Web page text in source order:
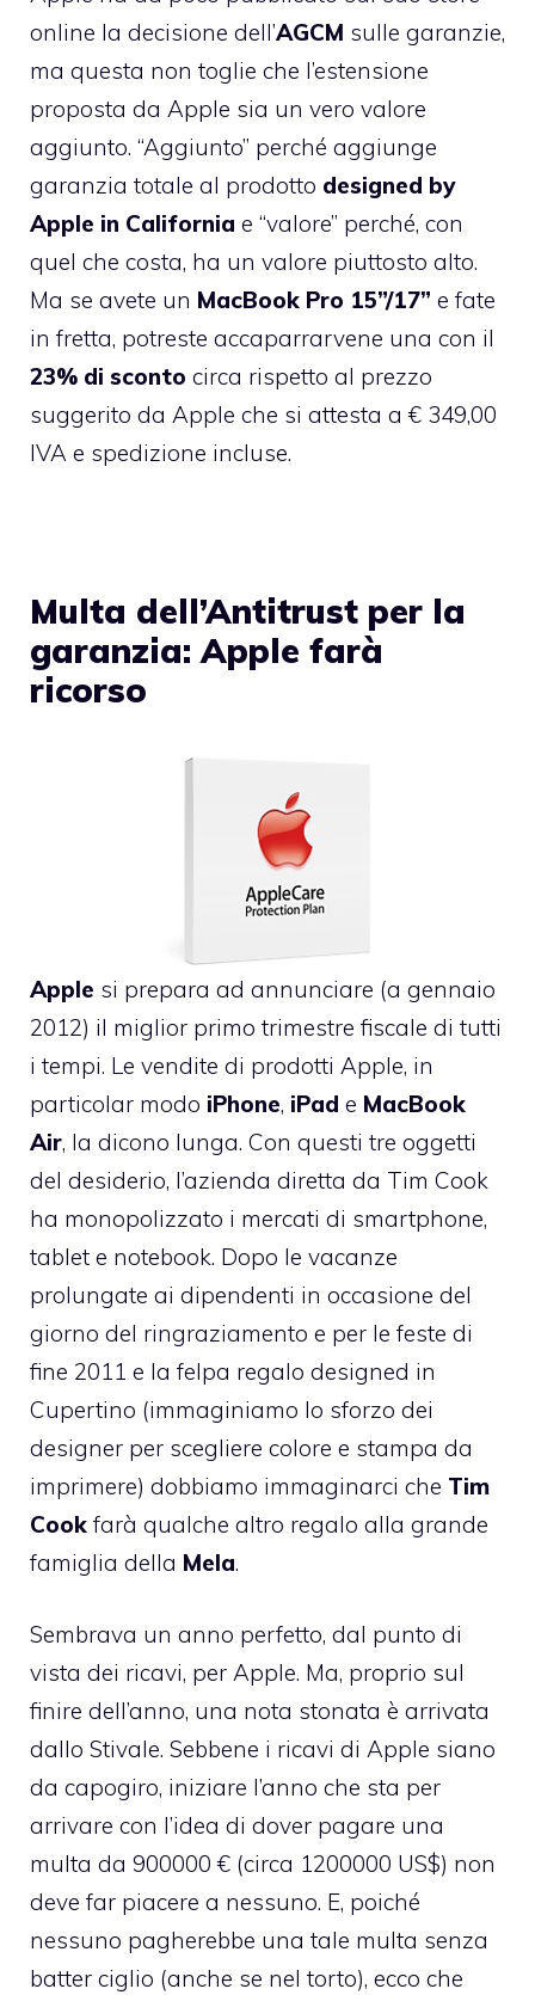
online la decisione dell’AGCM sulle garanzie,
ma questa non toglie che l’estensione
proposta da Apple sia un vero valore
aggiunto. “Aggiunto” perché aggiunge
garanzia totale al prodotto designed by
Apple in California e “valore” perché, con
quel che costa, ha un valore piuttosto alto.
Ma se avete un MacBook Pro 15”/17” e fate
in fretta, potreste accaparrarvene una con il
23% di sconto circa rispetto al prezzo
suggerito da Apple che si attesta a € 349,00
IVA e spedizione incluse.
Multa dell’Antitrust per la
garanzia: Apple farà
ricorso
Apple si prepara ad annunciare (a gennaio
2012) il miglior primo trimestre fiscale di tutti
i tempi. Le vendite di prodotti Apple, in
particolar modo iPhone, iPad e MacBook
Air, la dicono lunga. Con questi tre oggetti
del desiderio, l’azienda diretta da Tim Cook
ha monopolizzato i mercati di smartphone,
tablet e notebook. Dopo le vacanze
prolungate ai dipendenti in occasione del
giorno del ringraziamento e per le feste di
fine 2011 e la felpa regalo designed in
Cupertino (immaginiamo lo sforzo dei
designer per scegliere colore e stampa da
imprimere) dobbiamo immaginarci che Tim
Cook farà qualche altro regalo alla grande
famiglia della Mela.
Sembrava un anno perfetto, dal punto di
vista dei ricavi, per Apple. Ma, proprio sul
finire dell’anno, una nota stonata è arrivata
dallo Stivale. Sebbene i ricavi di Apple siano
da capogiro, iniziare l’anno che sta per
arrivare con l’idea di dover pagare una
multa da 900000 € (circa 1200000 US$) non
deve far piacere a nessuno. E, poiché
nessuno pagherebbe una tale multa senza
batter ciglio (anche se nel torto), ecco che